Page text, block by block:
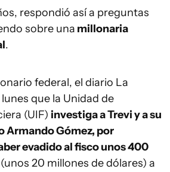
respondió así a preguntas
sobre una millonaria
.
federal, el diario La
que la Unidad de
(UIF) investiga a Trevi y a su
Armando Gómez, por
evadido al fisco unos 400
(unos 20 millones de dólares) a